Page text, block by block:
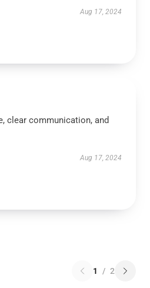
Aug 17, 2024
clear communication, and
Aug 17, 2024
1 / 2